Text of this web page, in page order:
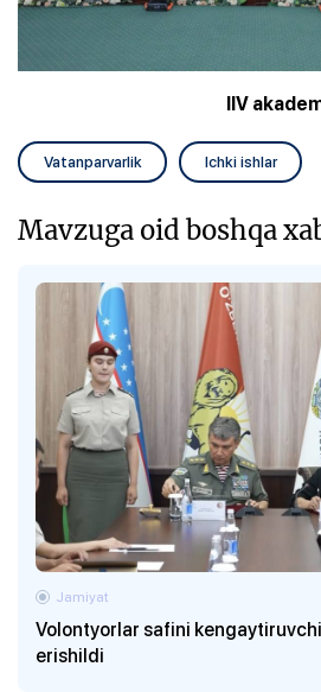
IIV
Vatanparvarlik Ichki ishlar
Mavzuga oid boshqa
Volontyorlar safini
erishildi
Jamiyat